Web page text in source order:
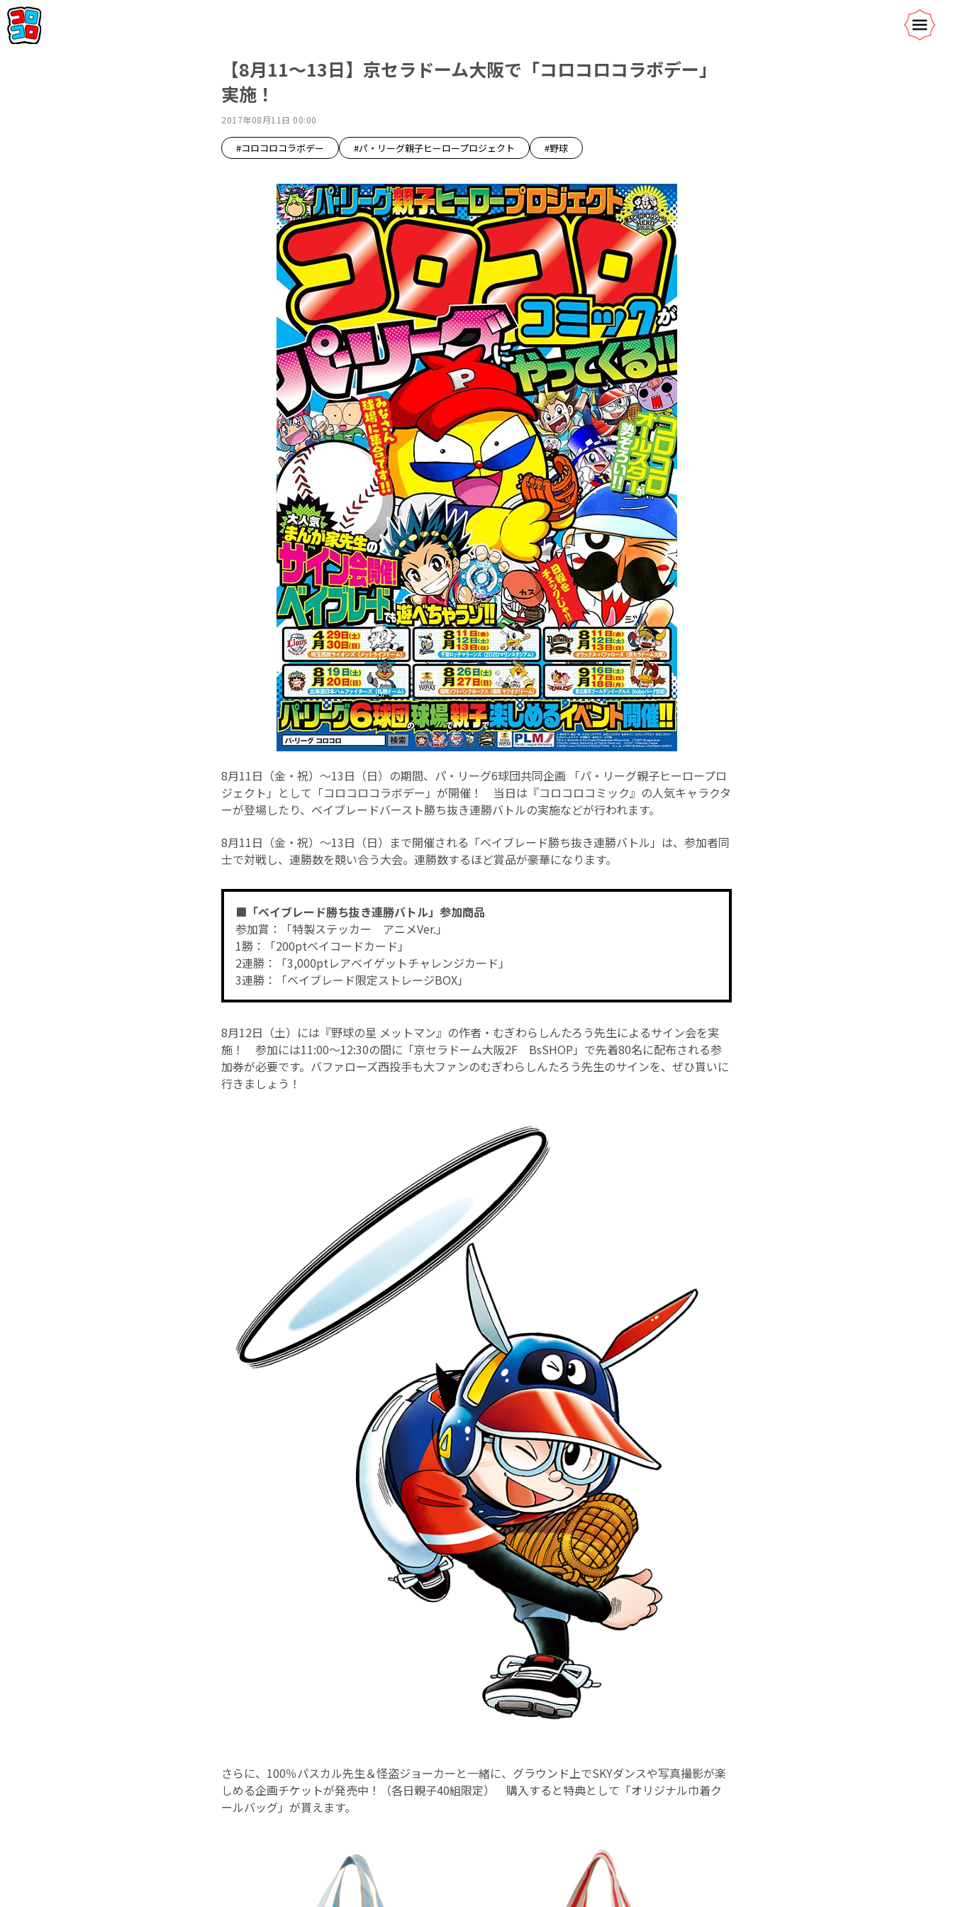
【8月11～13日】京セラドーム大阪で「コロコロコラボデー」
実施！
2017年08月11日 00:00
#コロコロコラボデー #パ・リーグ親子ヒーロープロジェクト #野球
8月11日（金・祝）～13日（日）の期間、パ・リーグ6球団共同企画 「パ・リーグ親子ヒーロープロ
ジェクト」として「コロコロコラボデー」が開催！ 当日は『コロコロコミック』の人気キャラクタ
ーが登場したり、ベイブレードバースト勝ち抜き連勝バトルの実施などが行われます。
8月11日（金・祝）～13日（日）まで開催される「ベイブレード勝ち抜き連勝バトル」は、参加者同
士で対戦し、連勝数を競い合う大会。連勝数するほど賞品が豪華になります。
■「ベイブレード勝ち抜き連勝バトル」参加商品
参加賞：「特製ステッカー アニメVer.」
1勝：「200ptベイコードカード」
2連勝：「3,000ptレアベイゲットチャレンジカード」
3連勝：「ベイブレード限定ストレージBOX」
8月12日（土）には『野球の星 メットマン』の作者・むぎわらしんたろう先生によるサイン会を実
施！ 参加には11:00～12:30の間に「京セラドーム大阪2F BsSHOP」で先着80名に配布される参
加券が必要です。バファローズ西投手も大ファンのむぎわらしんたろう先生のサインを、ぜひ貰いに
行きましょう！
さらに、100％パスカル先生＆怪盗ジョーカーと一緒に、グラウンド上でSKYダンスや写真撮影が楽
しめる企画チケットが発売中！（各日親子40組限定） 購入すると特典として「オリジナル巾着ク
ールバッグ」が貰えます。